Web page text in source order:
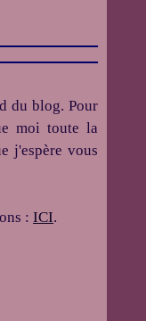
du blog. Pour
moi toute la
j'espère vous
: ICI.